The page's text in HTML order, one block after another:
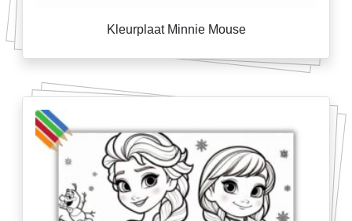
Kleurplaat Minnie Mouse